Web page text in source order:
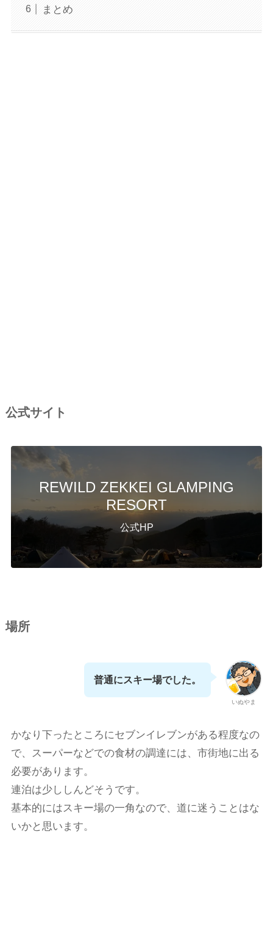
まとめ
公式サイト
REWILD ZEKKEI GLAMPING
RESORT
公式HP
場所
いぬやま
普通にスキー場でした。
かなり下ったところにセブンイレブンがある程度なの
で、スーパーなどでの食材の調達には、市街地に出る
必要があります。
連泊は少ししんどそうです。
基本的にはスキー場の一角なので、道に迷うことはな
いかと思います。